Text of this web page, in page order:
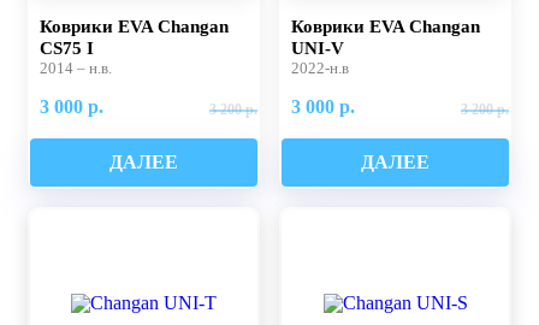
Коврики EVA Changan
CS75 I
2014 – н.в.
3 000 р. 3 200 р.
ДАЛЕЕ
Коврики EVA Changan
UNI-V
2022-н.в
3 000 р. 3 200 р.
ДАЛЕЕ